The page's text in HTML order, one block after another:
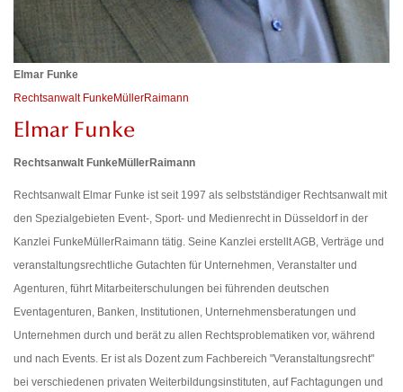
Elmar Funke
Rechtsanwalt FunkeMüllerRaimann
Elmar Funke
Rechtsanwalt FunkeMüllerRaimann
Rechtsanwalt Elmar Funke ist seit 1997 als selbstständiger Rechtsanwalt mit
den Spezialgebieten Event-, Sport- und Medienrecht in Düsseldorf in der
Kanzlei FunkeMüllerRaimann tätig. Seine Kanzlei erstellt AGB, Verträge und
veranstaltungsrechtliche Gutachten für Unternehmen, Veranstalter und
Agenturen, führt Mitarbeiterschulungen bei führenden deutschen
Eventagenturen, Banken, Institutionen, Unternehmensberatungen und
Unternehmen durch und berät zu allen Rechtsproblematiken vor, während
und nach Events. Er ist als Dozent zum Fachbereich "Veranstaltungsrecht"
bei verschiedenen privaten Weiterbildungsinstituten, auf Fachtagungen und